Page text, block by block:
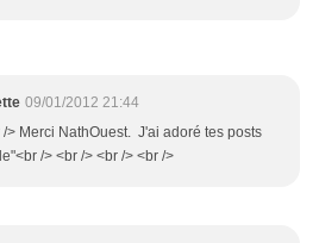
09/01/2012 21:44
/> Merci NathOuest. J'ai adoré tes posts
/> <br /> <br /> <br />